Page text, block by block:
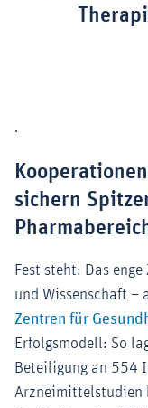
.
sichern
Fest steht: Das
und Wissenschaft –
Zentren für
Erfolgsmodell: So
Beteiligung an 554
Arzneimittelstudien